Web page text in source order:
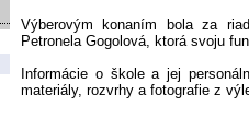
Výberovým konaním bola za
Petronela Gogolová, ktorá svoju
Informácie o škole a jej
materiály, rozvrhy a fotografie z